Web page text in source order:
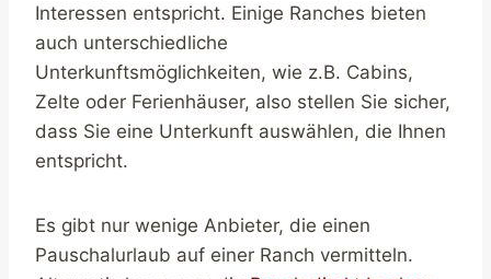
Interessen entspricht. Einige Ranches bieten
auch unterschiedliche
Unterkunftsmöglichkeiten, wie z.B. Cabins,
Zelte oder Ferienhäuser, also stellen Sie sicher,
dass Sie eine Unterkunft auswählen, die Ihnen
entspricht.
Es gibt nur wenige Anbieter, die einen
Pauschalurlaub auf einer Ranch vermitteln.